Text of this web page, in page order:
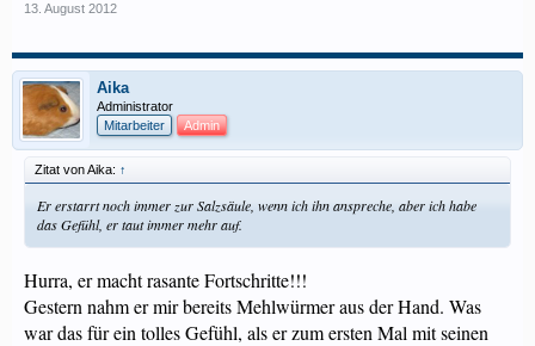
13. August 2012
Aika
Administrator
Mitarbeiter
Admin
Zitat von Aika: ↑
Er erstarrt noch immer zur Salzsäule, wenn ich ihn anspreche, aber ich habe
das Gefühl, er taut immer mehr auf.
Hurra, er macht rasante Fortschritte!!!
Gestern nahm er mir bereits Mehlwürmer aus der Hand. Was
war das für ein tolles Gefühl, als er zum ersten Mal mit seinen